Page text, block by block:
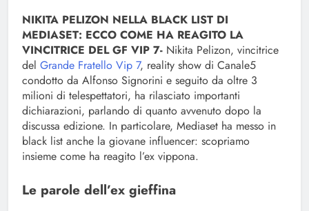
NIKITA PELIZON NELLA BLACK LIST DI
MEDIASET: ECCO COME HA REAGITO LA
VINCITRICE DEL GF VIP 7- Nikita Pelizon, vincitrice
del Grande Fratello Vip 7, reality show di Canale5
condotto da Alfonso Signorini e seguito da oltre 3
milioni di telespettatori, ha rilasciato importanti
dichiarazioni, parlando di quanto avvenuto dopo la
discussa edizione. In particolare, Mediaset ha messo in
black list anche la giovane influencer: scopriamo
insieme come ha reagito l’ex vippona.
Le parole dell’ex gieffina